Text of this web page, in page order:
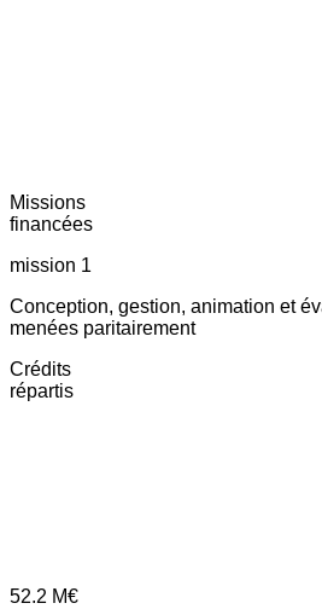
Missions
financées
mission 1
Conception, gestion, animation et
menées paritairement
Crédits
répartis
52.2 M€